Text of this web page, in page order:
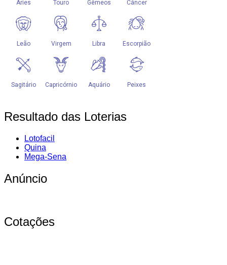
Resultado das Loterias
Lotofacil
Quina
Mega-Sena
Anúncio
Cotações